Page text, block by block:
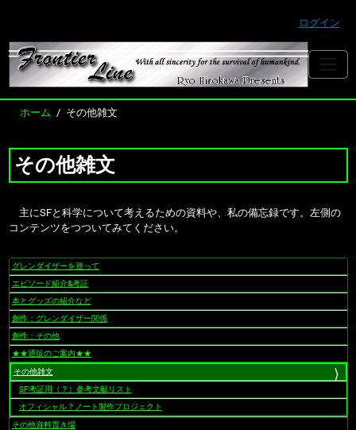
ログイン
ホーム その他雑文
その他雑文
主にSFと科学について考えるための資料や、私の備忘録です。左側の
コンテンツをつついてみてください。
ナ
ビ
ゲ
ー
シ
ョ
ン
グレンダイザーを巡って
エピソード紹介&考証
本とグッズの紹介など
創作：グレンダイザー関係
創作：その他
★★通販のご案内★★
その他雑文
SF考証用（？）参考文献リスト
オフィシャル？ノート製作プロジェクト
その他資料置き場